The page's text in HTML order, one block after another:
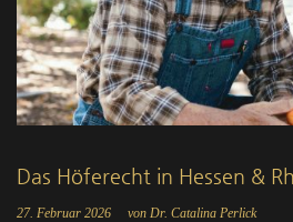
Das Höferecht in Hessen &
27. Februar 2026 von Dr. Catalina Perlick